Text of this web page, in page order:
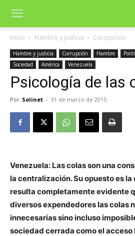
Inicio Hambre y justicia Corrupción
Hambre y justicia Corrupción Hambre
Sociedad
América Venezuela
Psicología de las
Por Solinet - 31 de marzo de 2015
Venezuela: Las colas son una
la centralización. Su opuesto es
resulta completamente evidente
diversos expendedores las colas
innecesarias sino incluso
sociedad cerrada como el acceso